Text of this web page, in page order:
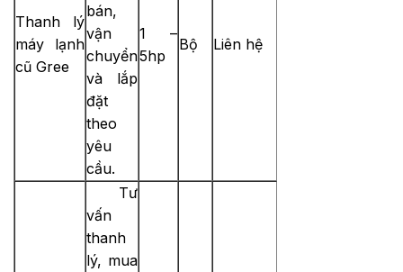
Thanh lý
máy lạnh
cũ Gree
bán,
vận
chuyển
và lắp
đặt
theo
yêu
cầu.
1 –
5hp
Bộ Liên hệ
Tư
vấn
thanh
lý, mua